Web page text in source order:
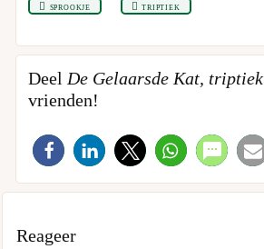
sprookje triptiek
Deel De Gelaarsde Kat, triptiek
vrienden!
Reageer